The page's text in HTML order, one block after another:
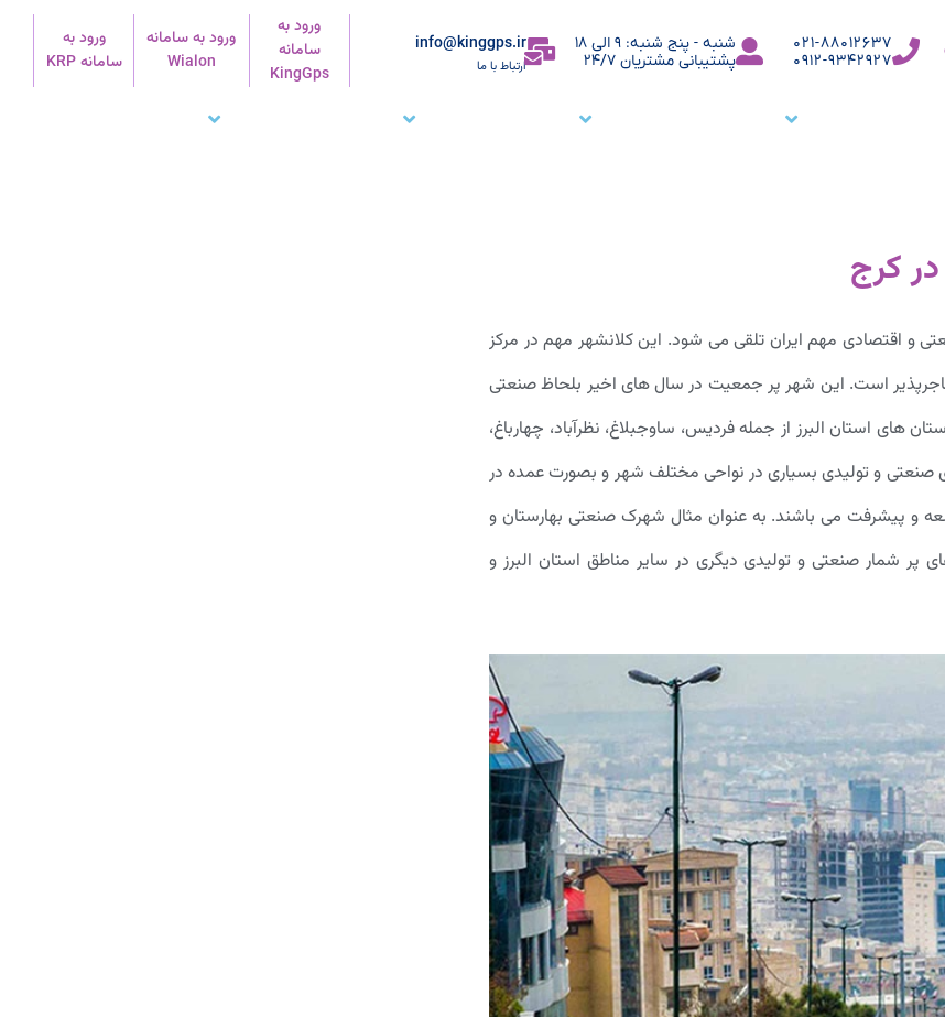
021-88012637
0912-9342927
شنبه - پنج شنبه: 9 الی 18
پشتیبانی مشتریان 24/7
info@kinggps.ir
ارتباط با ما
ورود به
سامانه
KingGps
ورود به سامانه
Wialon
ورود به
سامانه KRP
کرج
و اقتصادی مهم ایران تلقی می شود. این کلانشهر مهم در مرکز
است. این شهر پر جمعیت در سال های اخیر بلحاظ صنعتی
استان البرز از جمله فردیس، ساوجبلاغ، نظرآباد، چهارباغ،
صنعتی و تولیدی بسیاری در نواحی مختلف شهر و بصورت عمده در
و پیشرفت می باشند. به عنوان مثال شهرک صنعتی بهارستان و
پر شمار صنعتی و تولیدی دیگری در سایر مناطق استان البرز و